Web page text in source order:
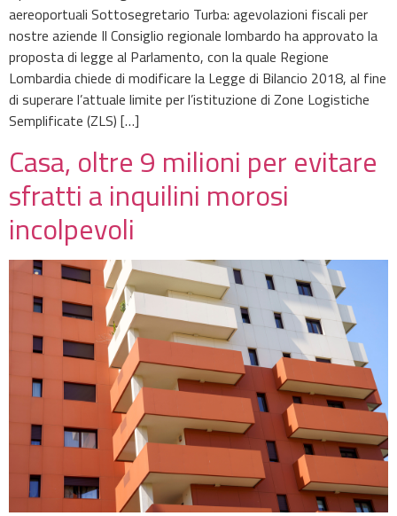
aereoportuali Sottosegretario Turba: agevolazioni fiscali per
nostre aziende Il Consiglio regionale lombardo ha approvato la
proposta di legge al Parlamento, con la quale Regione
Lombardia chiede di modificare la Legge di Bilancio 2018, al fine
di superare l’attuale limite per l’istituzione di Zone Logistiche
Semplificate (ZLS) […]
Casa, oltre 9 milioni per evitare
sfratti a inquilini morosi
incolpevoli